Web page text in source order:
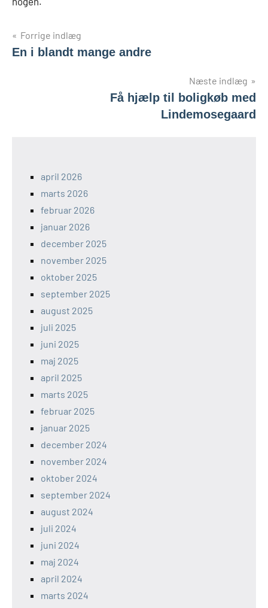
Indlægsnavigation
Forrige indlæg
En i blandt mange andre
Næste indlæg
Få hjælp til boligkøb med
Lindemosegaard
april 2026
marts 2026
februar 2026
januar 2026
december 2025
november 2025
oktober 2025
september 2025
august 2025
juli 2025
juni 2025
maj 2025
april 2025
marts 2025
februar 2025
januar 2025
december 2024
november 2024
oktober 2024
september 2024
august 2024
juli 2024
juni 2024
maj 2024
april 2024
marts 2024